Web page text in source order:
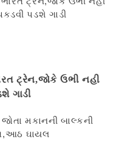
ટ્રેન,જોકે ઉભી નહી
ગાડી